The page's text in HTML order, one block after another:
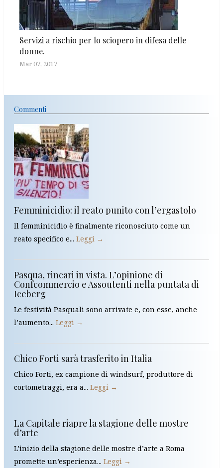
Servizi a rischio per lo sciopero in difesa delle
donne.
Mar 07, 2017
Commenti
Femminicidio: il reato punito con l’ergastolo
Il femminicidio è finalmente riconosciuto come un
reato specifico e... Leggi →
Pasqua, rincari in vista. L’opinione di
Confcommercio e Assoutenti nella puntata di
Iceberg
Le festività Pasquali sono arrivate e, con esse, anche
l’aumento... Leggi →
Chico Forti sarà trasferito in Italia
Chico Forti, ex campione di windsurf, produttore di
cortometraggi, era a... Leggi →
La Capitale riapre la stagione delle mostre
d’arte
L’inizio della stagione delle mostre d’arte a Roma
promette un’esperienza... Leggi →